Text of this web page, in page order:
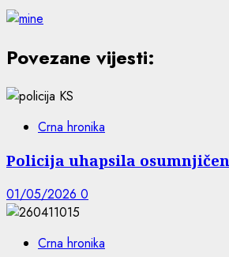
Povezane vijesti:
Crna hronika
Policija uhapsila
01/05/2026 0
Crna hronika